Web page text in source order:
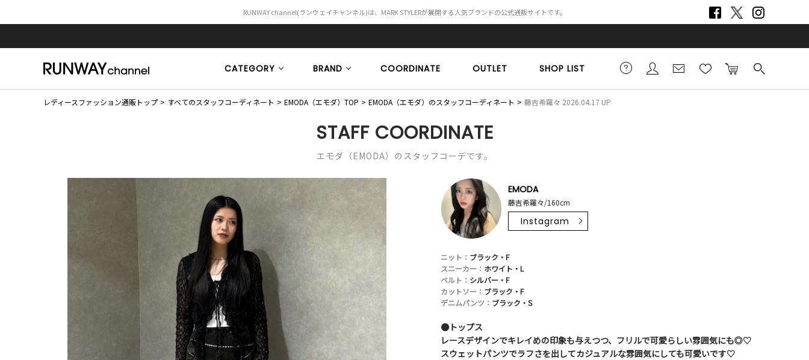
RUNWAY channel(ランウェイチャンネル)は、MARK STYLERが展開する人気ブランドの公式通販サイトです。
CATEGORY BRAND COORDINATE OUTLET SHOP LIST
レディースファッション通販トップ すべてのスタッフコーディネート EMODA（エモダ）TOP EMODA（エモダ）のスタッフコーディネート 藤吉希羅々 2026.04.17 UP
STAFF COORDINATE
エモダ（EMODA）のスタッフコーデです。
EMODA
藤吉希羅々/160cm
Instagram
ニット： ブラック・F
スニーカー： ホワイト・L
ベルト： シルバー・F
カットソー： ブラック・F
デニムパンツ： ブラック・S
●トップス
レースデザインでキレイめの印象も与えつつ、フリルで可愛らしい雰囲気にも◎♡
スウェットパンツでラフさを出してカジュアルな雰囲気にしても可愛いです♡